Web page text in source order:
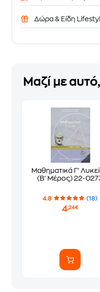
Δώρα & Είδη
Μαζί με
Μαθηματικά Γ'
(Β' Μέρος) 22-
4.8 (18)
4,24€